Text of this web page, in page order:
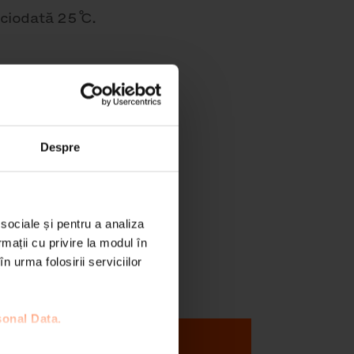
Despre
și pentru a analiza
cu privire la modul în
urma folosirii serviciilor
Data.
25 ̊C.
spațiu
în
ce este